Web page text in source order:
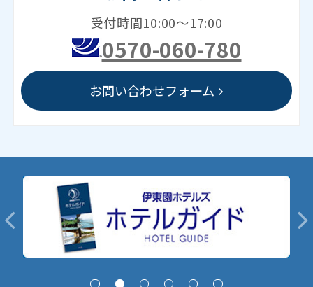
受付時間10:00～17:00
0570-060-780
お問い合わせフォーム